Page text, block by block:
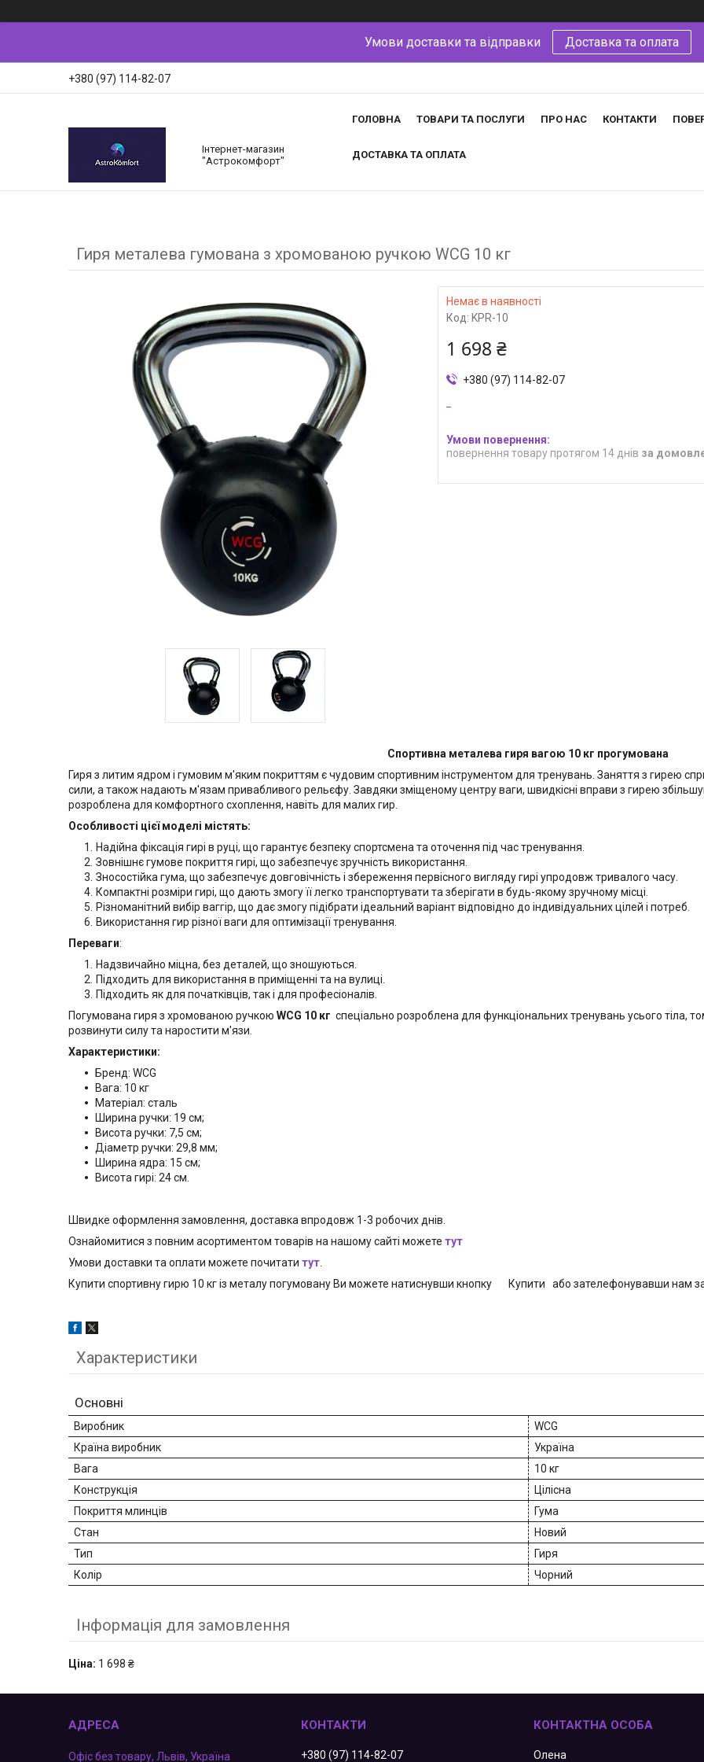
Умови доставки та відправки Доставка та оплата
+380 (97) 114-82-07
Інтернет-магазин
"Астрокомфорт"
ГОЛОВНА ТОВАРИ ТА ПОСЛУГИ ПРО НАС КОНТАКТИ
ДОСТАВКА ТА ОПЛАТА
Гиря металева гумована з хромованою ручкою WCG 10 кг
Немає в наявності
Код: KPR-10
1 698 ₴
+380 (97) 114-82-07
повернення товару протягом 14 днів за
Спортивна металева гиря вагою 10 кг прогумована
Гиря з литим ядром і гумовим м'яким покриттям є чудовим спортивним інструментом для тренувань. Заняття з гирею
сили, а також надають м'язам привабливого рельєфу. Завдяки зміщеному центру ваги, швидкісні вправи з гирею
розроблена для комфортного схоплення, навіть для малих гир.
Особливості цієї моделі містять:
Надійна фіксація гирі в руці, що гарантує безпеку спортсмена та оточення під час тренування.
Зовнішнє гумове покриття гирі, що забезпечує зручність використання.
Зносостійка гума, що забезпечує довговічність і збереження первісного вигляду гирі упродовж тривалого часу.
Компактні розміри гирі, що дають змогу її легко транспортувати та зберігати в будь-якому зручному місці.
Різноманітний вибір ваггір, що дає змогу підібрати ідеальний варіант відповідно до індивідуальних цілей і потреб.
Використання гир різної ваги для оптимізації тренування.
Переваги:
Надзвичайно міцна, без деталей, що зношуються.
Підходить для використання в приміщенні та на вулиці.
Підходить як для початківців, так і для професіоналів.
Погумована гиря з хромованою ручкою WCG 10 кг спеціально розроблена для функціональних тренувань усього тіла,
розвинути силу та наростити м'язи.
Характеристики:
Бренд: WCG
Вага: 10 кг
Матеріал: сталь
Ширина ручки: 19 см;
Висота ручки: 7,5 см;
Діаметр ручки: 29,8 мм;
Ширина ядра: 15 см;
Висота гирі: 24 см.
Швидке оформлення замовлення, доставка впродовж 1-3 робочих днів.
Ознайомитися з повним асортиментом товарів на нашому сайті можете тут
Умови доставки та оплати можете почитати тут
Купити спортивну гирю 10 кг із металу погумовану Ви можете натиснувши кнопку Купити або зателефонувавши нам за
Характеристики
Основні
Виробник
WCG
Країна виробник
Україна
Вага
10 кг
Конструкція
Цілісна
Покриття млинців
Гума
Стан
Новий
Тип
Гиря
Колір
Чорний
Інформація для замовлення
Ціна: 1 698 ₴
Офіс без товару, Львів, Україна +380 (97) 114-82-07 Олена